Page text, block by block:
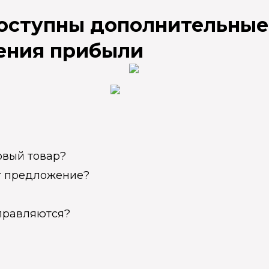
дополнительные
прибыли
товар?
предложение?